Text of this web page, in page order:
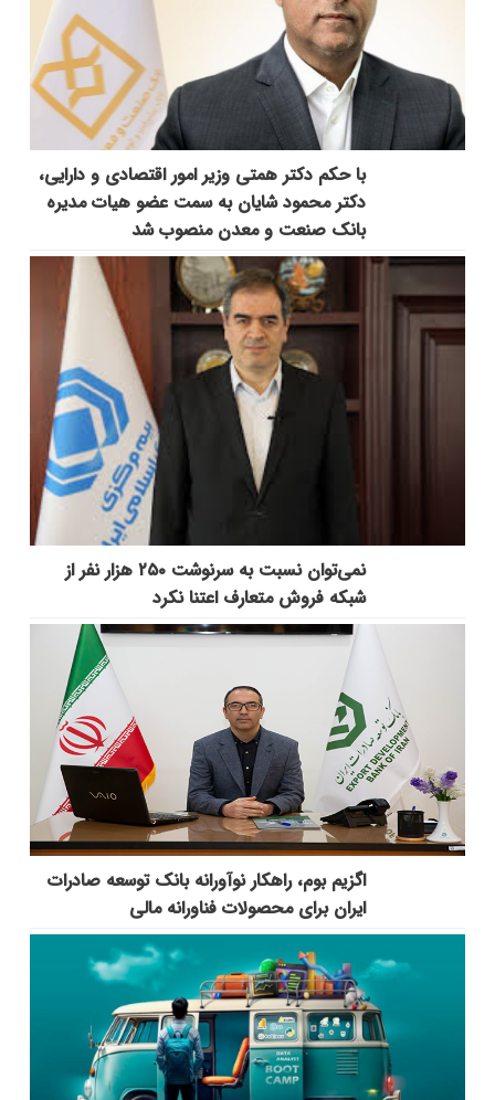
با حکم دکتر همتی وزیر امور اقتصادی و دارایی،
دکتر محمود شایان به سمت عضو هیات مدیره
بانک صنعت و معدن منصوب شد
نمی‌توان نسبت به سرنوشت ۲۵۰ هزار نفر از
شبکه فروش متعارف اعتنا نکرد
اگزیم بوم، راهکار نوآورانه بانک توسعه صادرات
ایران برای محصولات فناورانه مالی